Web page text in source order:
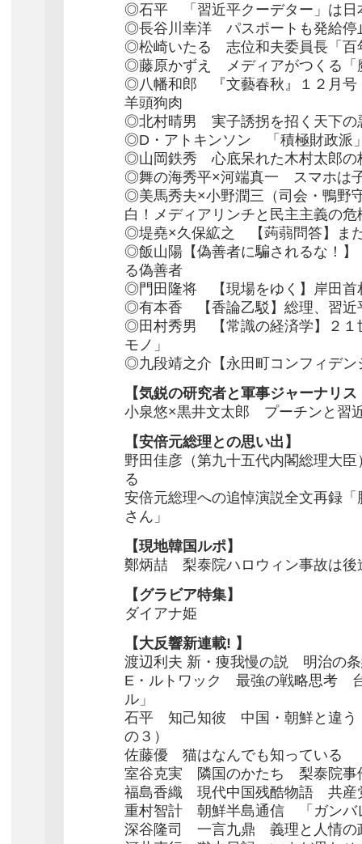
◎石平 「習近平クーデター」は日
◎長谷川幸洋 パスポートも発給
◎松崎いたる 志位和夫委員長「百
◎藤原かずえ メディアがつくる
◎八幡和郎 『文藝春秋』１２月号
羊頭狗肉
◎北村晴男 実子誘拐を招く天下の
◎D・アトキンソン 「積極財政派
◎山岡鉄秀 心底呆れた木村太郎の
◎舞の海秀平×河端真一 スマホは
◎美馬秀夫×小野潤三（司会・鴨野
白！メディアリンチと民主主義の危
◎堤堯×久保絋之 【蒟蒻問答】ま
◎飯山陽【偽善者に騙されるな！
る偽善者
◎門田隆将 【現場をゆく】岸田首
◎有本香 【香論乙駁】総理、習近
◎田村秀男 【常識の経済学】２１
モノ」
◎九段靖之介【永田町コンフィデ
【気鋭の研究者と軍事ジャーナリ
小泉悠×黒井文太郎 プーチンと習
【安倍元総理との思い出】
野田佳彦（第九十五代内閣総理大
る
安倍元総理への追悼演説全文再録
さん」
【現地韓国ルポ】
鄭炳喆 梨泰院ハロウィン事故は後
【グラビア特集】
ダイアナ姫
【大反響新連載! 】
渡辺利夫 新・痩我慢の説 明治の
E・ルトワック 最強の戦略思考
ル」
石平 知己知彼 中国・朝鮮と違う
の３）
佐藤優 猫はなんでも知っている
室谷克実 隣国のかたち 梨泰院事
福島香織 現代中国残酷物語 共産
重村智計 朝鮮半島通信 「ガンバ
深谷隆司 一言九鼎 義理と人情の